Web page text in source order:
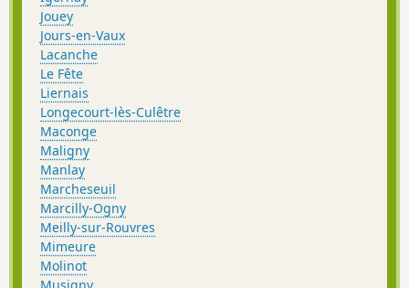
Jouey
Jours-en-Vaux
Lacanche
Le Fête
Liernais
Longecourt-lès-Culêtre
Maconge
Maligny
Manlay
Marcheseuil
Marcilly-Ogny
Meilly-sur-Rouvres
Mimeure
Molinot
Musigny